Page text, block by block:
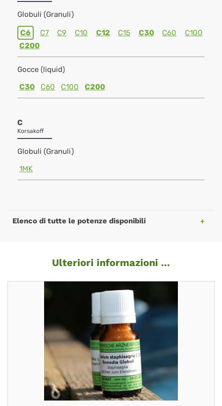
Globuli (Granuli)
C6 C7 C9 C10 C12 C15 C30 C60
C100
C200
Gocce (liquid)
C30
C60 C100 C200
C
Korsakoff
Globuli (Granuli)
1MK
Elenco di tutte le potenze disponibili
Ulteriori informazioni ...